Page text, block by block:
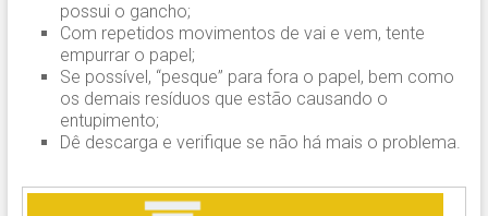
possui o gancho;
Com repetidos movimentos de vai e vem, tente
empurrar o papel;
Se possível, “pesque” para fora o papel, bem como
os demais resíduos que estão causando o
entupimento;
Dê descarga e verifique se não há mais o problema.